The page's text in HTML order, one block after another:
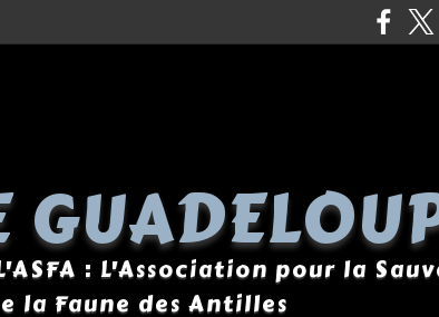
: L'Association pour la
Faune des Antilles